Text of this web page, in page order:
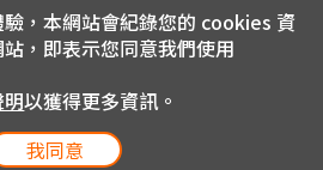
，本網站會紀錄您的 cookies 資
，即表示您同意我們使用
明以獲得更多資訊。
我同意